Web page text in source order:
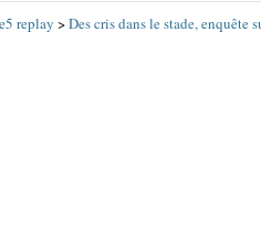
replay >Des cris dans le stade, enquête